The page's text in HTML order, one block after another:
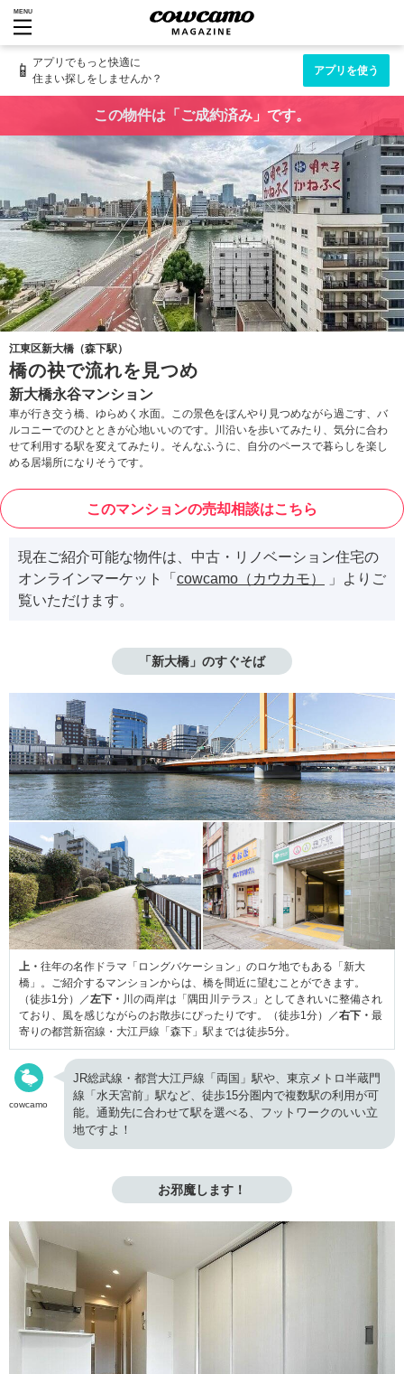
MENU
📱 アプリでもっと快適に
住まい探しをしませんか？
アプリを使う
この物件は「ご成約済み」です。
江東区新大橋（森下駅）
橋の袂で流れを見つめ
新大橋永谷マンション
車が行き交う橋、ゆらめく水面。この景色をぼんやり見つめながら過ごす、バ
ルコニーでのひとときが心地いいのです。川沿いを歩いてみたり、気分に合わ
せて利用する駅を変えてみたり。そんなふうに、自分のペースで暮らしを楽し
める居場所になりそうです。
このマンションの売却相談はこちら
現在ご紹介可能な物件は、中古・リノベーション住宅の
オンラインマーケット「 cowcamo（カウカモ）
」よりご
覧いただけます。
「新大橋」のすぐそば
上・ 往年の名作ドラマ「ロングバケーション」のロケ地でもある「新大
橋」。ご紹介するマンションからは、橋を間近に望むことができます。
（徒歩1分）／左下・ 川の両岸は「隅田川テラス」としてきれいに整備され
ており、風を感じながらのお散歩にぴったりです。（徒歩1分）／右下・ 最
寄りの都営新宿線・大江戸線「森下」駅までは徒歩5分。
cowcamo
JR総武線・都営大江戸線「両国」駅や、東京メトロ半蔵門
線「水天宮前」駅など、徒歩15分圏内で複数駅の利用が可
能。通勤先に合わせて駅を選べる、フットワークのいい立
地ですよ！
お邪魔します！